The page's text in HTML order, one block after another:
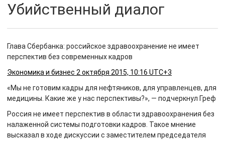
Убийственный диалог
Глава Сбербанка: российское здравоохранение не имеет
перспектив без современных кадров
Экономика и бизнес 2 октября 2015, 10:16 UTC+3
«Мы не готовим кадры для нефтяников, для управленцев, для
медицины. Какие же у нас перспективы?», — подчеркнул Греф
Россия не имеет перспектив в области здравоохранения без
налаженной системы подготовки кадров. Такое мнение
высказал в ходе дискуссии с заместителем председателя